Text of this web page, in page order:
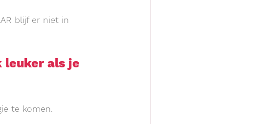
blijf er niet in
leuker als je
te komen.